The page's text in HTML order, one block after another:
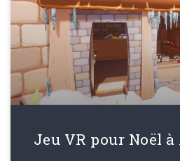
Jeu VR pour Noël